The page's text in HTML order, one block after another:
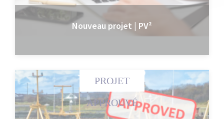
Nouveau projet | PV²
PROJET
APPROUVÉ